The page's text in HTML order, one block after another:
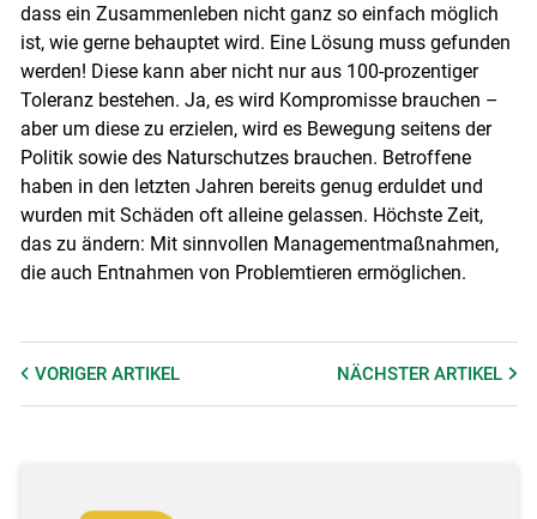
Skip to main content
dass ein Zusammenleben nicht ganz so einfach möglich
ist, wie gerne behauptet wird. Eine Lösung muss gefunden
werden! Diese kann aber nicht nur aus 100-prozentiger
Toleranz bestehen. Ja, es wird Kompromisse brauchen –
aber um diese zu erzielen, wird es Bewegung seitens der
Politik sowie des Naturschutzes brauchen. Betroffene
haben in den letzten Jahren bereits genug erduldet und
wurden mit Schäden oft alleine gelassen. Höchste Zeit,
das zu ändern: Mit sinnvollen Managementmaßnahmen,
die auch Entnahmen von Problemtieren ermöglichen.
VORIGER ARTIKEL NÄCHSTERARTIKEL